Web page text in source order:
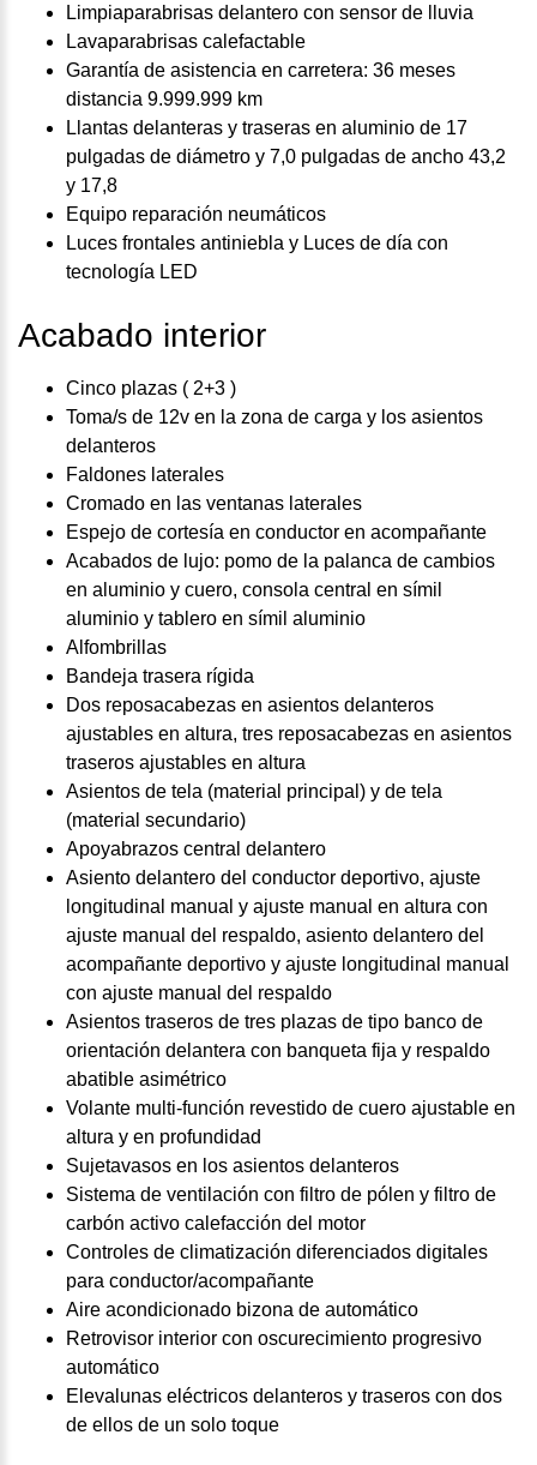
Limpiaparabrisas delantero con sensor de lluvia
Lavaparabrisas calefactable
Garantía de asistencia en carretera: 36 meses
distancia 9.999.999 km
Llantas delanteras y traseras en aluminio de 17
pulgadas de diámetro y 7,0 pulgadas de ancho 43,2
y 17,8
Equipo reparación neumáticos
Luces frontales antiniebla y Luces de día con
tecnología LED
Acabado interior
Cinco plazas ( 2+3 )
Toma/s de 12v en la zona de carga y los asientos
delanteros
Faldones laterales
Cromado en las ventanas laterales
Espejo de cortesía en conductor en acompañante
Acabados de lujo: pomo de la palanca de cambios
en aluminio y cuero, consola central en símil
aluminio y tablero en símil aluminio
Alfombrillas
Bandeja trasera rígida
Dos reposacabezas en asientos delanteros
ajustables en altura, tres reposacabezas en asientos
traseros ajustables en altura
Asientos de tela (material principal) y de tela
(material secundario)
Apoyabrazos central delantero
Asiento delantero del conductor deportivo, ajuste
longitudinal manual y ajuste manual en altura con
ajuste manual del respaldo, asiento delantero del
acompañante deportivo y ajuste longitudinal manual
con ajuste manual del respaldo
Asientos traseros de tres plazas de tipo banco de
orientación delantera con banqueta fija y respaldo
abatible asimétrico
Volante multi-función revestido de cuero ajustable en
altura y en profundidad
Sujetavasos en los asientos delanteros
Sistema de ventilación con filtro de pólen y filtro de
carbón activo calefacción del motor
Controles de climatización diferenciados digitales
para conductor/acompañante
Aire acondicionado bizona de automático
Retrovisor interior con oscurecimiento progresivo
automático
Elevalunas eléctricos delanteros y traseros con dos
de ellos de un solo toque